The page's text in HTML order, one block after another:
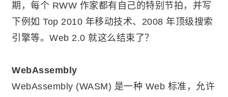
期，每个 RWW 作家都有自己的特别节拍，并写
下例如 Top 2010 年移动技术、2008 年顶级搜索
引擎等。Web 2.0 就这么结束了？
WebAssembly
WebAssembly (WASM) 是一种 Web 标准，允许